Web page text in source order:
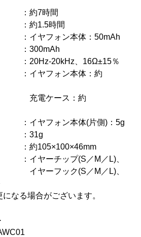
約7時間
1.5時間
フォン本体：50mAh
300mAh
20Hz-20kHz、16Ω±15％
フォン本体：約
ス：約
ォン本体(片側)：5g
：31g
約105×100×46mm
チップ(S／M／L)、
ク(S／M／L)、
なる場合がございます。